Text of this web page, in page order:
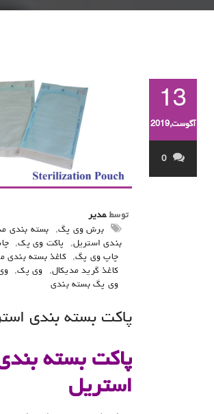
13
آگوست,2019
0
توسط مدیر
برش وی پگ, بسته بندی
بندی استریل, پاکت وی پک,
چاپ وی پگ, کاغذ بسته بندی
کاغذ گرید مدیکال, وی پک,
وی پگ بسته بندی
پاکت بسته بندی
پاکت بسته
استریل